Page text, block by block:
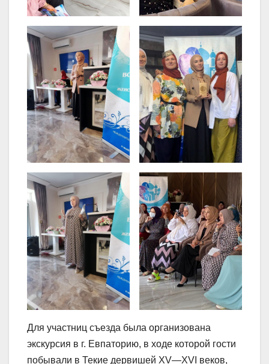
Для участниц съезда была организована
экскурсия в г. Евпаторию, в ходе которой гости
побывали в Текие дервишей XV—XVI веков,